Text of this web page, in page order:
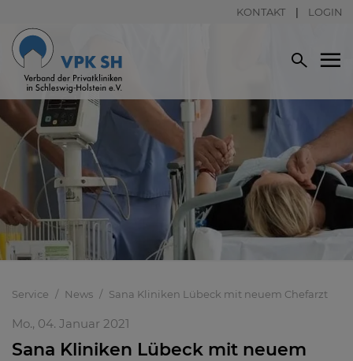
KONTAKT LOGIN
Service News Sana Kliniken Lübeck mit neuem Chefarzt
Mo., 04. Januar 2021
Sana Kliniken Lübeck mit neuem